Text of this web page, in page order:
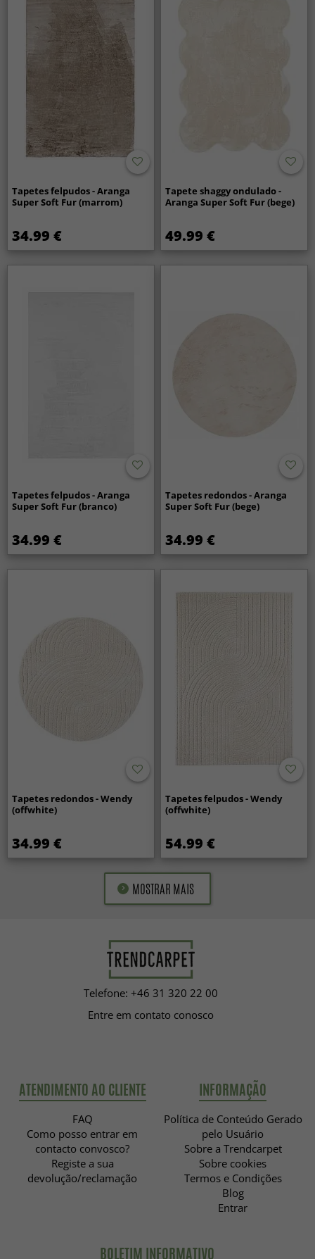
Tapetes felpudos - Aranga
Super Soft Fur (marrom)
34.99 €
Tapete shaggy ondulado -
Aranga Super Soft Fur (bege)
49.99 €
Tapetes felpudos - Aranga
Super Soft Fur (branco)
34.99 €
Tapetes redondos - Aranga
Super Soft Fur (bege)
34.99 €
Tapetes redondos - Wendy
(offwhite)
34.99 €
Tapetes felpudos - Wendy
(offwhite)
54.99 €
MOSTRAR MAIS
Telefone: +46 31 320 22 00
Entre em contato conosco
ATENDIMENTO AO CLIENTE
FAQ
Como posso entrar em
contacto convosco?
Registe a sua
devolução/reclamação
INFORMAÇÃO
Política de Conteúdo Gerado
pelo Usuário
Sobre a Trendcarpet
Sobre cookies
Termos e Condições
Blog
Entrar
BOLETIM INFORMATIVO